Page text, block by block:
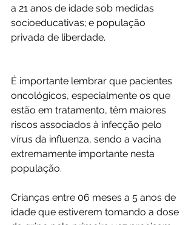
a 21 anos de idade sob medidas
socioeducativas; e população
privada de liberdade.
É importante lembrar que pacientes
oncológicos, especialmente os que
estão em tratamento, têm maiores
riscos associados à infecção pelo
vírus da influenza, sendo a vacina
extremamente importante nesta
população.
Crianças entre 06 meses a 5 anos de
idade que estiverem tomando a dose